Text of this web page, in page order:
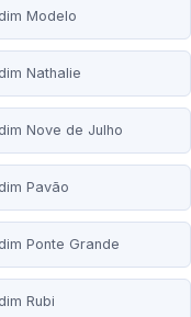
Modelo
Nathalie
Nove de Julho
Pavão
Ponte Grande
Rubi